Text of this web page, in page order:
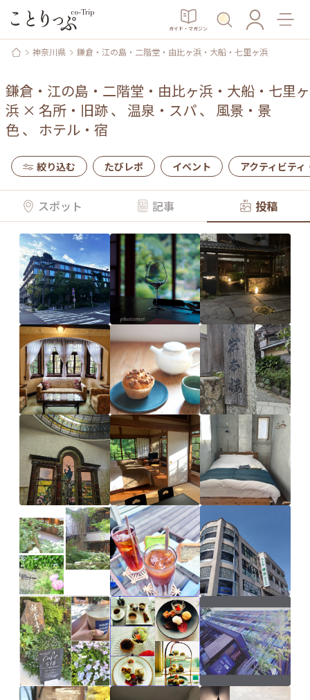
ガイド・マガジン
神奈川県 鎌倉・江の島・二階堂・由比ヶ浜・大船・七里ヶ浜
鎌倉・江の島・二階堂・由比ヶ浜・大船・七里ヶ
浜 × 名所・旧跡、 温泉・スパ、 風景・景
色、 ホテル・宿
絞り込む たびレポ イベント アクティビティ
スポット 記事 投稿